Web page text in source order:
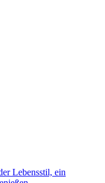
Lebensstil, ein